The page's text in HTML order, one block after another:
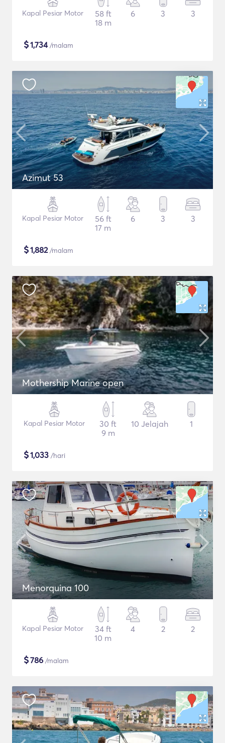
Kapal Pesiar Motor
58 ft
18 m
6 3 3
$1,734/malam
Azimut 53
Kapal Pesiar Motor
56 ft
17 m
6 3 3
$1,882/malam
Mothership Marine open
Kapal Pesiar Motor
30 ft
9 m
10 Jelajah 1
$1,033 /hari
Menorquina 100
Kapal Pesiar Motor
34 ft
10 m
4 2 2
$786 /malam